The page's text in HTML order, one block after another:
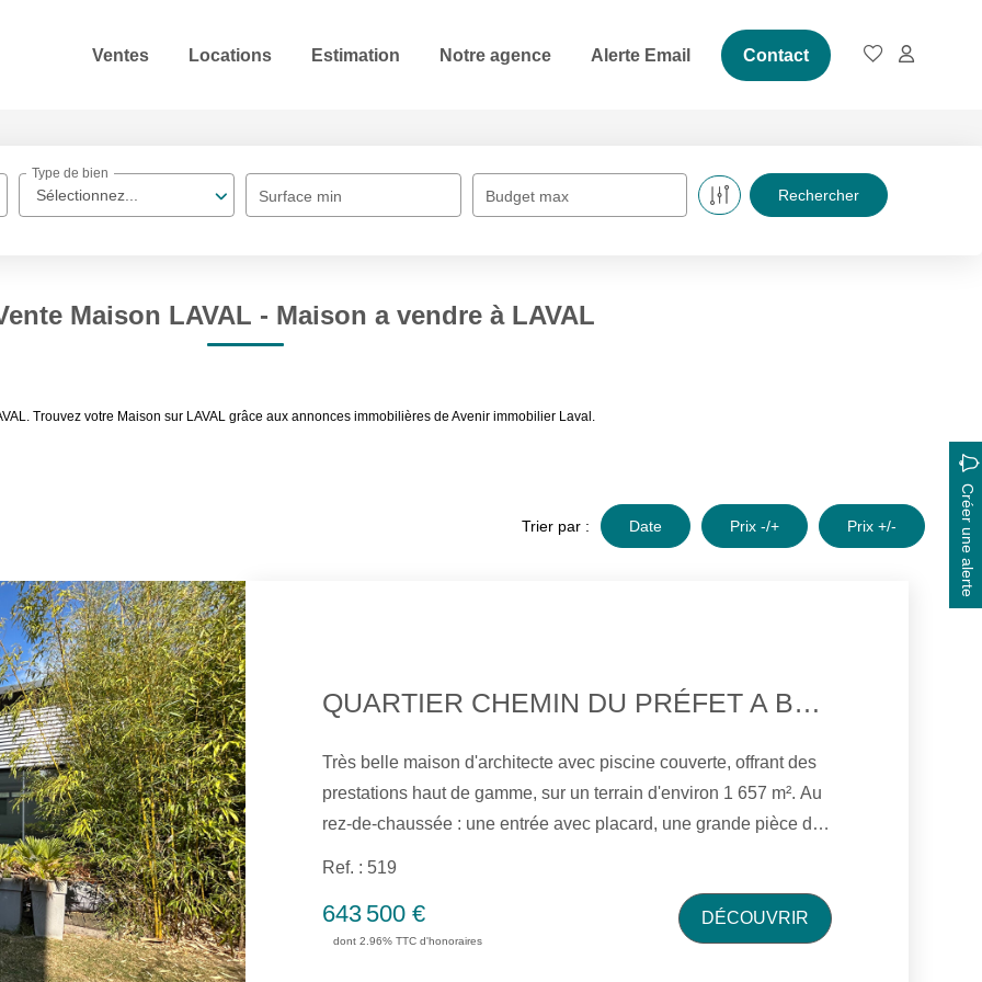
Ventes Locations Estimation Notre agence Alerte Email Contact
Sélectionnez...
Type de bien
Surface min Budget max
Maison LAVAL - Maison a vendre à LAVAL
Trouvez votre Maison sur LAVAL grâce aux annonces immobilières de Avenir immobilier Laval.
Créer une alerte
Trier par : Date Prix -/+ Prix +/-
QUARTIER CHEMIN DU PRÉFET A BONCHAMP-LES-LAVAL
Très belle maison d'architecte avec piscine couverte, offrant des
prestations haut de gamme, sur un terrain d'environ 1 657 m². Au
rez-de-chaussée : une entrée avec placard, une grande pièce de
son dressing, deux chambres, un WC avec lave-mains, une
lingerie, ainsi qu'un espace piscine couvert comprenant une salle
Ref. : 519
643 500 €
dont 2.96% TTC d'honoraires
DÉCOUVRIR